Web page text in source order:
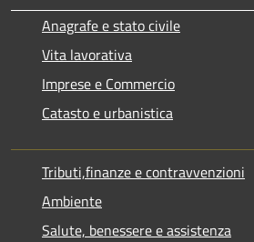
Anagrafe e stato civile
Vita lavorativa
Imprese e Commercio
Catasto e urbanistica
Tributi,finanze e contravvenzioni
Ambiente
Salute, benessere e assistenza